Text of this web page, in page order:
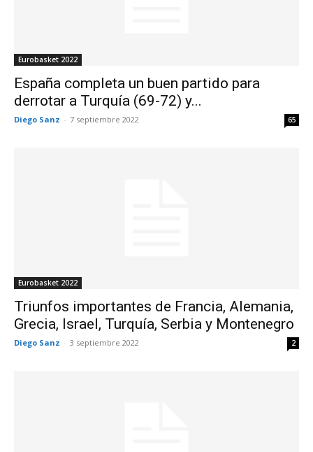
Eurobasket 2022
España completa un buen partido para
derrotar a Turquía (69-72) y...
Diego Sanz - 7 septiembre 2022 65
Eurobasket 2022
Triunfos importantes de Francia, Alemania,
Grecia, Israel, Turquía, Serbia y Montenegro
Diego Sanz - 3 septiembre 2022 2